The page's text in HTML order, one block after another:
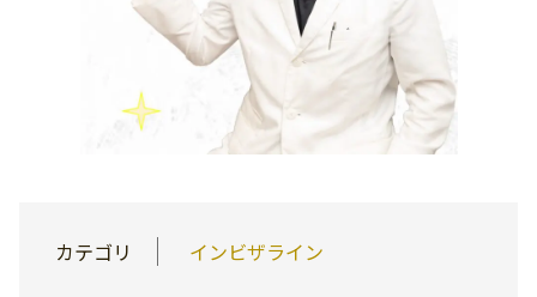
カテゴリ インビザライン